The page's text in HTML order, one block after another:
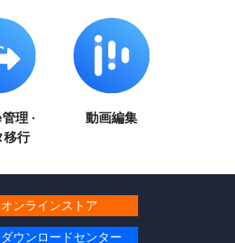
理 ·
移行
動画編集
オンラインストア
ダウンロードセンター